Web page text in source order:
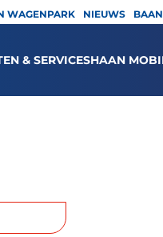
WAGENPARK NIEUWS
& SERVICESHAAN